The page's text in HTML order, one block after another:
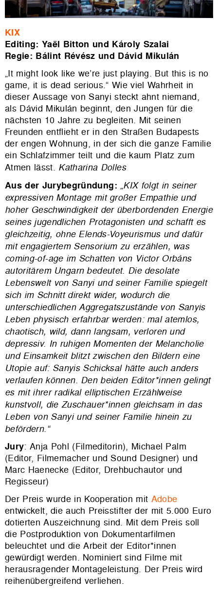
KIX
Editing: Yaël Bitton und Károly Szalai
Regie: Bálint Révész und Dávid Mikulán
„It might look like we’re just playing. But this is no
game, it is dead serious.“ Wie viel Wahrheit in
dieser Aussage von Sanyi steckt ahnt niemand,
als Dávid Mikulán beginnt, den Jungen für die
nächsten 10 Jahre zu begleiten. Mit seinen
Freunden entflieht er in den Straßen Budapests
der engen Wohnung, in der sich die ganze Familie
ein Schlafzimmer teilt und die kaum Platz zum
Atmen lässt. Katharina Dolles
Aus der Jurybegründung: „KIX folgt in seiner
expressiven Montage mit großer Empathie und
hoher Geschwindigkeit der überbordenden Energie
seines jugendlichen Protagonisten und schafft es
gleichzeitig, ohne Elends-Voyeurismus und dafür
mit engagiertem Sensorium zu erzählen, was
coming-of-age im Schatten von Victor Orbáns
autoritärem Ungarn bedeutet. Die desolate
Lebenswelt von Sanyi und seiner Familie spiegelt
sich im Schnitt direkt wider, wodurch die
unterschiedlichen Aggregatszustände von Sanyis
Leben physisch erfahrbar werden: mal atemlos,
chaotisch, wild, dann langsam, verloren und
depressiv. In ruhigen Momenten der Melancholie
und Einsamkeit blitzt zwischen den Bildern eine
Utopie auf: Sanyis Schicksal hätte auch anders
verlaufen können. Den beiden Editor*innen gelingt
es mit ihrer radikal elliptischen Erzählweise
kunstvoll, die Zuschauer*innen gleichsam in das
Leben von Sanyi und seiner Familie hinein zu
befördern.“
Jury: Anja Pohl (Filmeditorin), Michael Palm
(Editor, Filmemacher und Sound Designer) und
Marc Haenecke (Editor, Drehbuchautor und
Regisseur)
Der Preis wurde in Kooperation mit Adobe
entwickelt, die auch Preisstifter der mit 5.000 Euro
dotierten Auszeichnung sind. Mit dem Preis soll
die Postproduktion von Dokumentarfilmen
beleuchtet und die Arbeit der Editor*innen
gewürdigt werden. Nominiert sind Filme mit
herausragender Montageleistung. Der Preis wird
reihenübergreifend verliehen.